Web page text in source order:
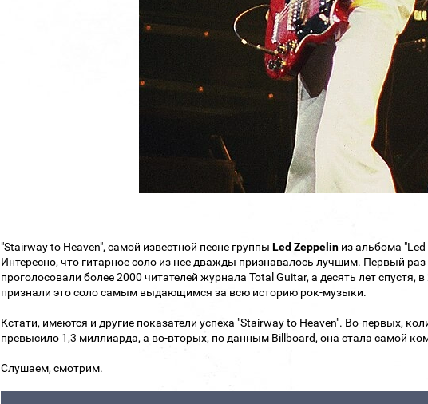
"Stairway to Heaven", самой известной песне группы Led Zeppelinиз альбома "Led
Интересно, что гитарное соло из нее дважды признавалось лучшим. Первый раз
проголосовали более 2000 читателей журнала Total Guitar, а десять лет спустя,
признали это соло самым выдающимся за всю историю рок-музыки.
Кстати, имеются и другие показатели успеха "Stairway to Heaven". Во-первых,
превысило 1,3 миллиарда, а во-вторых, по данным Billboard, она стала самой
Слушаем, смотрим.